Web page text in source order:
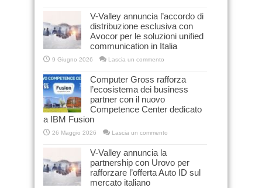
V-Valley annuncia l’accordo di
distribuzione esclusiva con
Avocor per le soluzioni unified
communication in Italia
9 Giugno 2026 Lascia un commento
Computer Gross rafforza
l’ecosistema dei business
partner con il nuovo
Competence Center dedicato
a IBM Fusion
26 Maggio 2026 Lascia un commento
V-Valley annuncia la
partnership con Urovo per
rafforzare l’offerta Auto ID sul
mercato italiano